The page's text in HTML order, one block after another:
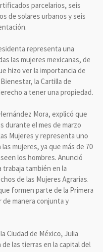
parcelarios, seis
de solares urbanos y seis
representa una
las mujeres mexicanas, de
hizo ver la importancia de
la Cartilla de
a tener una propiedad.
Mora, explicó que
durante el mes de marzo
Mujeres y representa uno
mujeres, ya que más de 70
los hombres. Anunció
trabaja también en la
de las Mujeres Agrarias.
formen parte de la Primera
de manera conjunta y
Ciudad de México, Julia
las tierras en la capital del